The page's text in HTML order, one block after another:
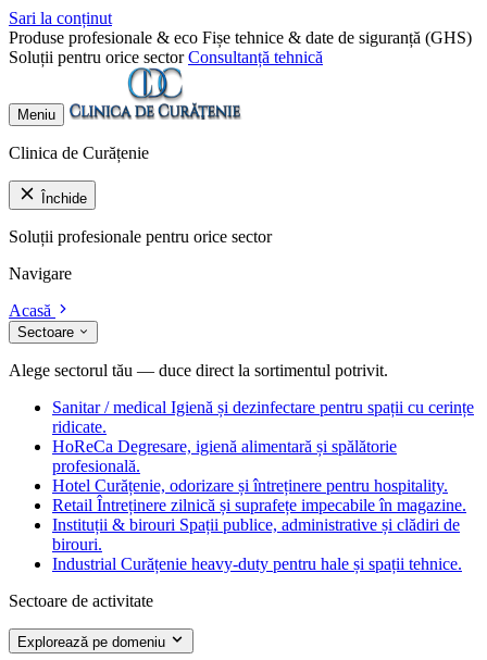
Sari la conținut
Produse profesionale & eco Fișe tehnice & date de siguranță (GHS)
Soluții pentru orice sector Consultanță tehnică
Meniu
Clinica de Curățenie
Închide
Soluții profesionale pentru orice sector
Navigare
Acasă
Sectoare
Alege sectorul tău — duce direct la sortimentul potrivit.
Sanitar / medical Igienă și dezinfectare pentru spații cu cerințe
ridicate.
HoReCa Degresare, igienă alimentară și spălătorie
profesională.
Hotel Curățenie, odorizare și întreținere pentru hospitality.
Retail Întreținere zilnică și suprafețe impecabile în magazine.
Instituții & birouri Spații publice, administrative și clădiri de
birouri.
Industrial Curățenie heavy-duty pentru hale și spații tehnice.
Sectoare de activitate
Explorează pe domeniu